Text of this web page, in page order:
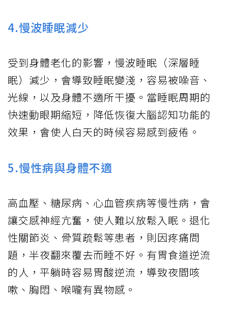
4.慢波睡眠減少
受到身體老化的影響，慢波睡眠（深層睡
眠）減少，會導致睡眠變淺，容易被噪音、
光線，以及身體不適所干擾。當睡眠周期的
快速動眼期縮短，降低恢復大腦認知功能的
效果，會使人白天的時候容易感到疲倦。
5.慢性病與身體不適
高血壓、糖尿病、心血管疾病等慢性病，會
讓交感神經亢奮，使人難以放鬆入眠。退化
性關節炎、骨質疏鬆等患者，則因疼痛問
題，半夜翻來覆去而睡不好。有胃食道逆流
的人，平躺時容易胃酸逆流，導致夜間咳
嗽、胸悶、喉嚨有異物感。